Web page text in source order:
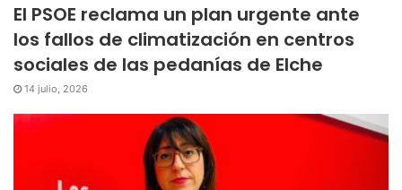
El PSOE reclama un plan urgente ante
los fallos de climatización en centros
sociales de las pedanías de Elche
14 julio, 2026